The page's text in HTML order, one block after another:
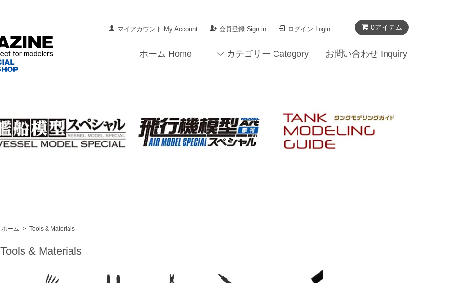
0アイテム
マイアカウント My Account 会員登録 Sign in ログイン Login
ホーム Home カテゴリー Category お問い合わせ Inquiry
ホーム > Tools & Materials
Tools & Materials